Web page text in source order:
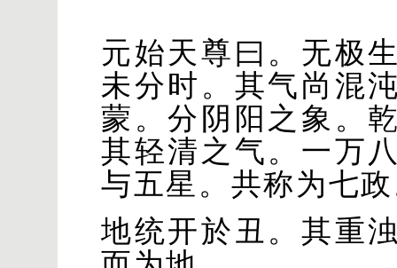
元始天尊曰。无极
未分时。其气尚混
蒙。分阴阳之象。
其轻清之气。一万
与五星。共称为七
地统开於丑。其重